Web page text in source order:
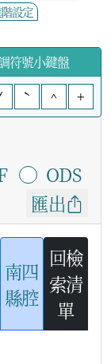
設定
符號小鍵盤
ˋ ^ +
ODS
匯出
南四
縣腔
回檢
索清
單